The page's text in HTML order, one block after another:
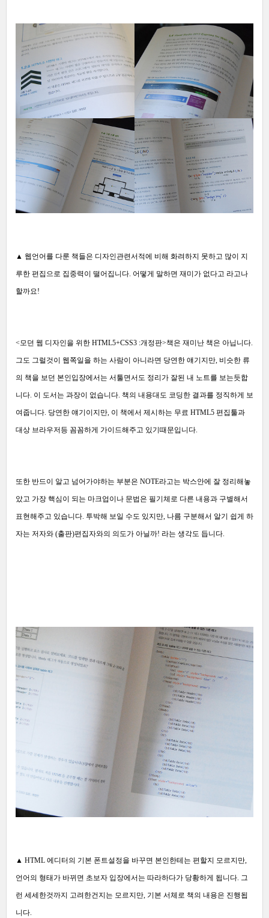
▲ 웹언어를 다룬 책들은 디자인관련서적에 비해 화려하지 못하고 많이 지
루한 편집으로 집중력이 떨어집니다. 어떻게 말하면 재미가 없다고 라고나
할까요!
<모던 웹 디자인을 위한 HTML5+CSS3 :개정판>책은 재미난 책은 아닙니다.
그도 그럴것이 웹쪽일을 하는 사람이 아니라면 당연한 얘기지만, 비슷한 류
의 책을 보던 본인입장에서는 서툴면서도 정리가 잘된 내 노트를 보는듯합
니다. 이 도서는 과장이 없습니다. 책의 내용대도 코딩한 결과를 정직하게 보
여줍니다. 당연한 얘기이지만, 이 책에서 제시하는 무료 HTML5 편집툴과
대상 브라우저등 꼼꼼하게 가이드해주고 있기때문입니다.
또한 반드이 알고 넘어가야하는 부분은 NOTE라고는 박스안에 잘 정리해놓
았고 가장 핵심이 되는 마크업이나 문법은 필기체로 다른 내용과 구별해서
표현해주고 있습니다. 투박해 보일 수도 있지만, 나름 구분해서 알기 쉽게 하
자는 저자와 (출판)편집자와의 의도가 아닐까! 라는 생각도 듭니다.
▲ HTML 에디터의 기본 폰트설정을 바꾸면 본인한테는 편할지 모르지만,
언어의 형태가 바뀌면 초보자 입장에서는 따라하다가 당황하게 됩니다. 그
런 세세한것까지 고려한건지는 모르지만, 기본 서체로 책의 내용은 진행됩
니다.